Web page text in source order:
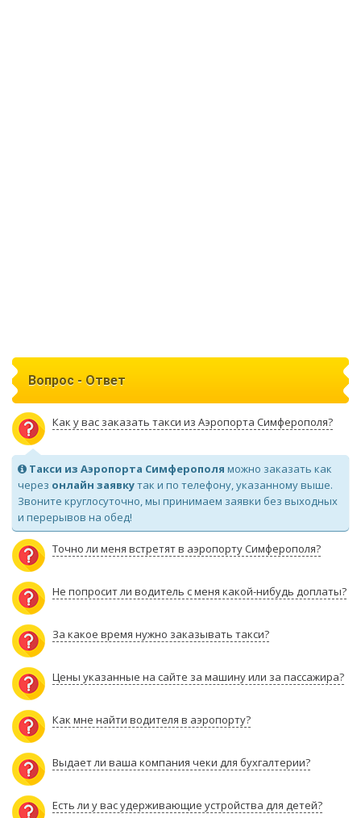
Вопрос - Ответ
Как у вас заказать такси из Аэропорта Симферополя?
Такси из Аэропорта Симферополя можно заказать как
через онлайн заявкутак и по телефону, указанному выше.
Звоните круглосуточно, мы принимаем заявки без выходных
и перерывов на обед!
Точно ли меня встретят в аэропорту Симферополя?
Не попросит ли водитель с меня какой-нибудь доплаты?
За какое время нужно заказывать такси?
Цены указанные на сайте за машину или за пассажира?
Как мне найти водителя в аэропорту?
Выдает ли ваша компания чеки для бухгалтерии?
Есть ли у вас удерживающие устройства для детей?